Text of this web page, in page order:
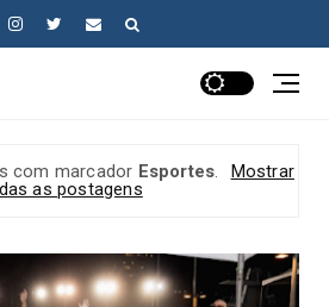
com marcador Esportes.
Mostrar
as postagens